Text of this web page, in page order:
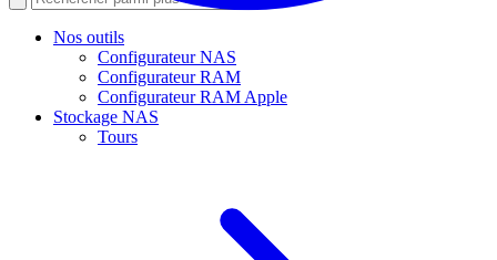
Nos outils
Configurateur NAS
Configurateur RAM
Configurateur RAM Apple
Stockage NAS
Tours